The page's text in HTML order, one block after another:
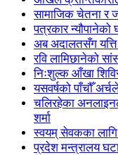
सामाजिक चेतना र
पत्रकार न्यौपानेको
अब अदालतसँग यत्ति
रवि लामिछानेको
निःशुल्क आँखा
यसवर्षको पाँचौँ
चलिरहेका
शर्मा
स्वयम् सेवकका लागि
प्रदेश मन्त्रालय